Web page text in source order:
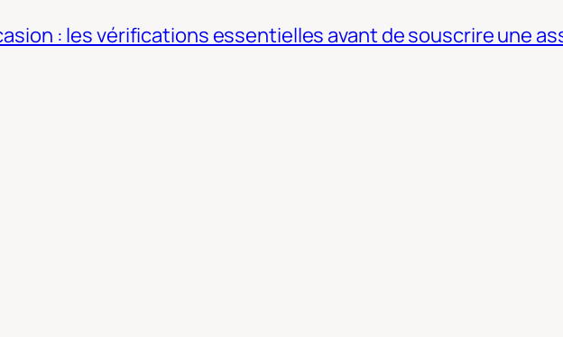
: les vérifications essentielles avant de souscrire une